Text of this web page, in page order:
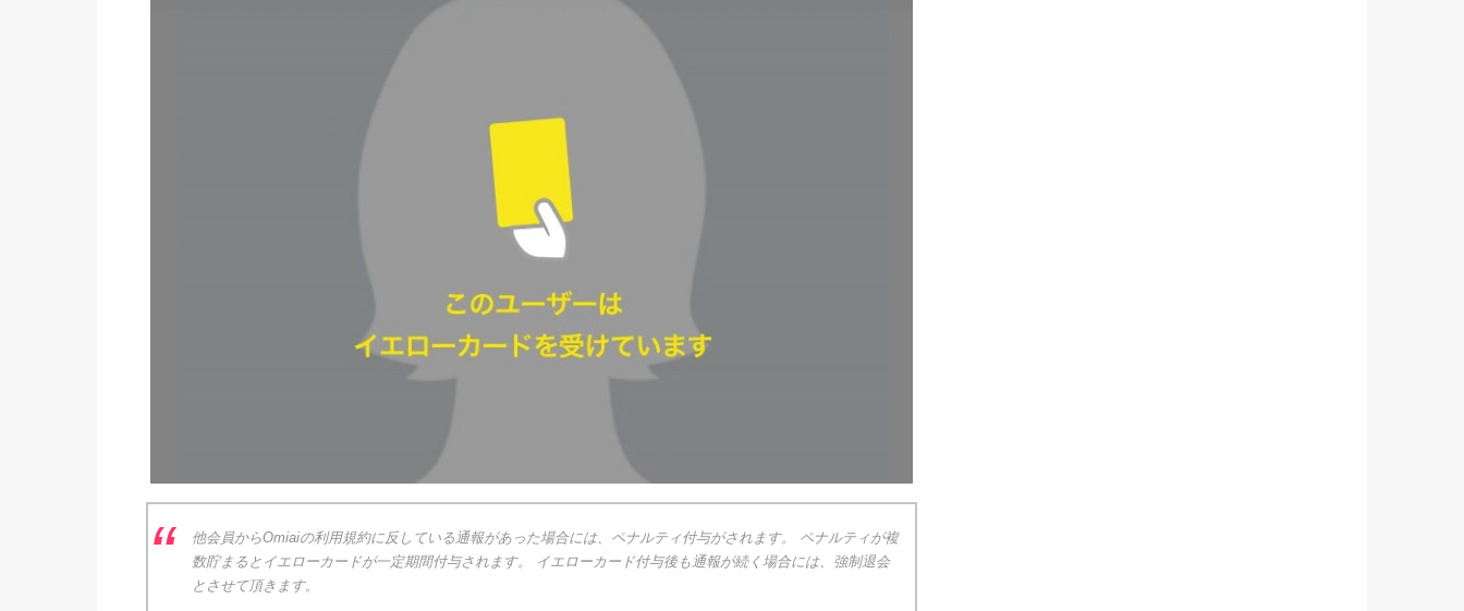
他会員からOmiaiの利用規約に反している通報があった場合には、ペナルティ付与がされます。 ペナルティが複
数貯まるとイエローカードが一定期間付与されます。 イエローカード付与後も通報が続く場合には、強制退会
とさせて頂きます。